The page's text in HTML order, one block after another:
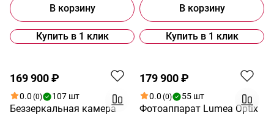
В корзину
Купить в 1 клик
В корзину
Купить в 1 клик
169 900 ₽
0.0 (0) 107 шт
Беззеркальная камера
179 900 ₽
0.0 (0) 55 шт
Фотоаппарат Lumea Optix